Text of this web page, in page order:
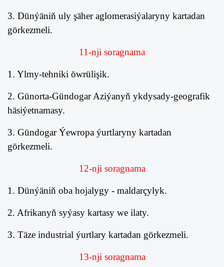
3. Dünýäniň uly şäher aglomerasiýalaryny kartadan
görkezmeli.
11-nji soragnama
1. Ylmy-tehniki öwrülişik.
2. Günorta-Gündogar Aziýanyň ykdysady-geografik
häsiýetnamasy.
3. Gündogar Ýewropa ýurtlaryny kartadan
görkezmeli.
12-nji soragnama
1. Dünýäniň oba hojalygy - maldarçylyk.
2. Afrikanyň syýasy kartasy we ilaty.
3. Täze industrial ýurtlary kartadan görkezmeli.
13-nji soragnama